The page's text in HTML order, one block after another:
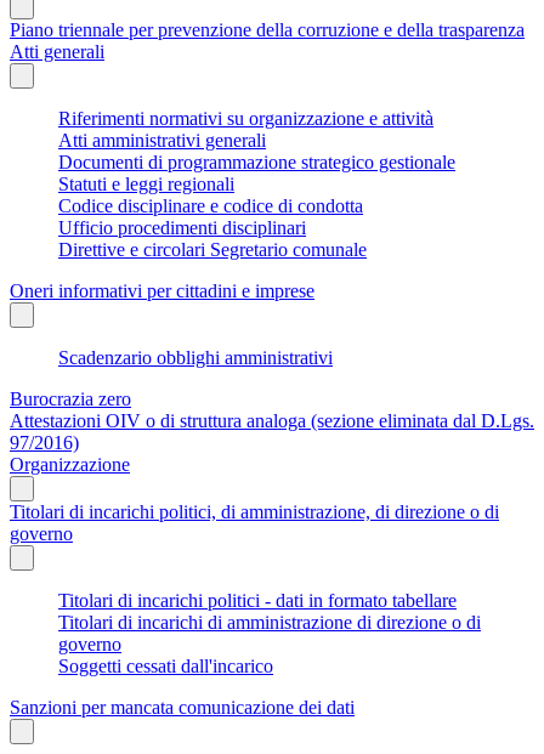
Piano triennale per prevenzione della corruzione e della trasparenza
Atti generali
Riferimenti normativi su organizzazione e attività
Atti amministrativi generali
Documenti di programmazione strategico gestionale
Statuti e leggi regionali
Codice disciplinare e codice di condotta
Ufficio procedimenti disciplinari
Direttive e circolari Segretario comunale
Oneri informativi per cittadini e imprese
Scadenzario obblighi amministrativi
Burocrazia zero
Attestazioni OIV o di struttura analoga (sezione eliminata dal D.Lgs.
97/2016)
Organizzazione
Titolari di incarichi politici, di amministrazione, di direzione o di
governo
Titolari di incarichi politici - dati in formato tabellare
Titolari di incarichi di amministrazione di direzione o di
governo
Soggetti cessati dall'incarico
Sanzioni per mancata comunicazione dei dati